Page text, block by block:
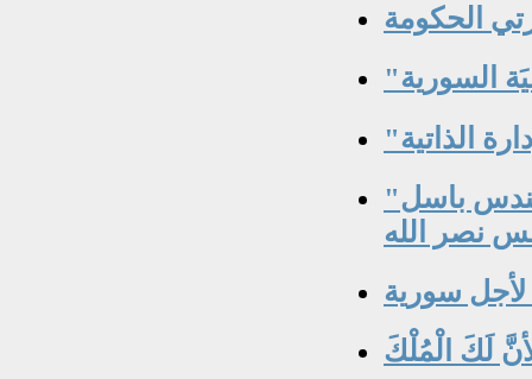
الحكومة
"خذوا كراسيكم وأعيدوا لنا سورية" بقلم المهندس باسل
نصر الله
لأجل سورية
لَكَ الْمُلْكَ